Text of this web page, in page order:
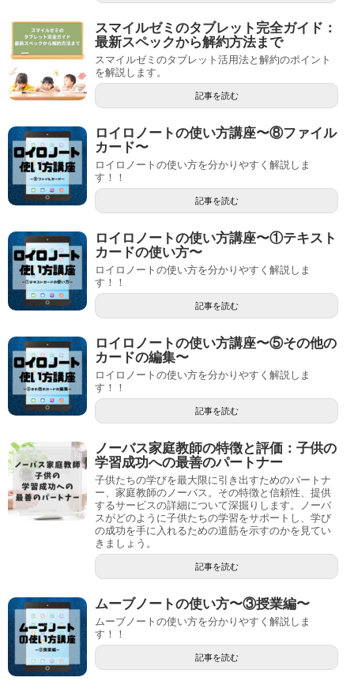
スマイルゼミのタブレット完全ガイド：
最新スペックから解約方法まで
スマイルゼミのタブレット活用法と解約のポイント
を解説します。
記事を読む
ロイロノートの使い方講座〜⑧ファイル
カード〜
ロイロノートの使い方を分かりやすく解説しま
す！！
記事を読む
ロイロノートの使い方講座〜①テキスト
カードの使い方〜
ロイロノートの使い方を分かりやすく解説しま
す！！
記事を読む
ロイロノートの使い方講座〜⑤その他の
カードの編集〜
ロイロノートの使い方を分かりやすく解説しま
す！！
記事を読む
ノーバス家庭教師の特徴と評価：子供の
学習成功への最善のパートナー
子供たちの学びを最大限に引き出すためのパートナ
ー、家庭教師のノーバス。その特徴と信頼性、提供
するサービスの詳細について深掘りします。ノーバ
スがどのように子供たちの学習をサポートし、学び
の成功を手に入れるための道筋を示すのかを見てい
きましょう。
記事を読む
ムーブノートの使い方〜③授業編〜
ムーブノートの使い方を分かりやすく解説しま
す！！
記事を読む